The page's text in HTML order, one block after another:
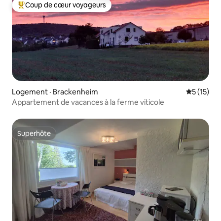
Coup de cœur voyageurs parmi les plus aimés
Coup de cœur voyageurs
Logement · Brackenheim Note
5 (15)
Appartement de vacances à la ferme viticole
Superhôte
Superhôte